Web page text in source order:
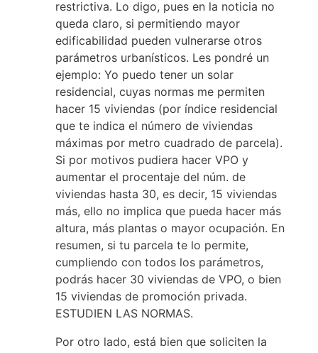
restrictiva. Lo digo, pues en la noticia no
queda claro, si permitiendo mayor
edificabilidad pueden vulnerarse otros
parámetros urbanísticos. Les pondré un
ejemplo: Yo puedo tener un solar
residencial, cuyas normas me permiten
hacer 15 viviendas (por índice residencial
que te indica el número de viviendas
máximas por metro cuadrado de parcela).
Si por motivos pudiera hacer VPO y
aumentar el procentaje del núm. de
viviendas hasta 30, es decir, 15 viviendas
más, ello no implica que pueda hacer más
altura, más plantas o mayor ocupación. En
resumen, si tu parcela te lo permite,
cumpliendo con todos los parámetros,
podrás hacer 30 viviendas de VPO, o bien
15 viviendas de promoción privada.
ESTUDIEN LAS NORMAS.
Por otro lado, está bien que soliciten la